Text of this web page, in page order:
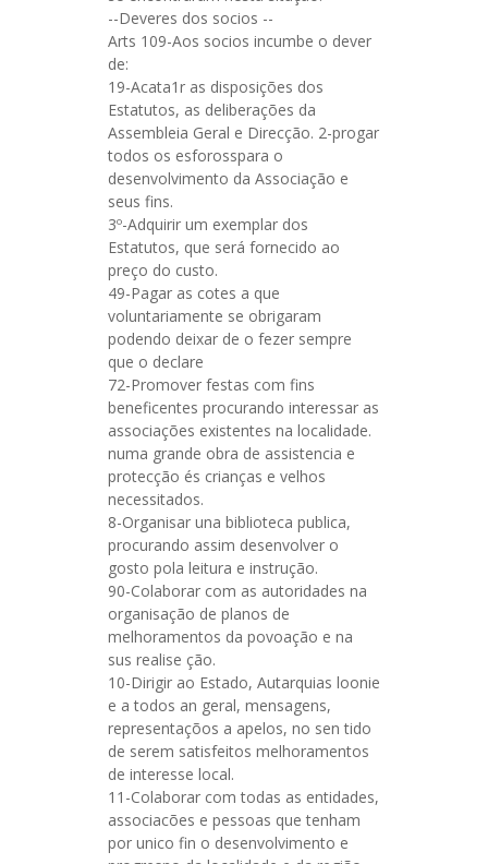
--Deveres dos socios --
Arts 109-Aos socios incumbe o dever
de:
19-Acata1r as disposições dos
Estatutos, as deliberações da
Assembleia Geral e Direcção. 2-progar
todos os esforosspara o
desenvolvimento da Associação e
seus fins.
3º-Adquirir um exemplar dos
Estatutos, que será fornecido ao
preço do custo.
49-Pagar as cotes a que
voluntariamente se obrigaram
podendo deixar de o fezer sempre
que o declare
72-Promover festas com fins
beneficentes procurando interessar as
associações existentes na localidade.
numa grande obra de assistencia e
protecção és crianças e velhos
necessitados.
8-Organisar una biblioteca publica,
procurando assim desenvolver o
gosto pola leitura e instrução.
90-Colaborar com as autoridades na
organisação de planos de
melhoramentos da povoação e na
sus realise ção.
10-Dirigir ao Estado, Autarquias loonie
e a todos an geral, mensagens,
representaçõos a apelos, no sen tido
de serem satisfeitos melhoramentos
de interesse local.
11-Colaborar com todas as entidades,
associacões e pessoas que tenham
por unico fin o desenvolvimento e